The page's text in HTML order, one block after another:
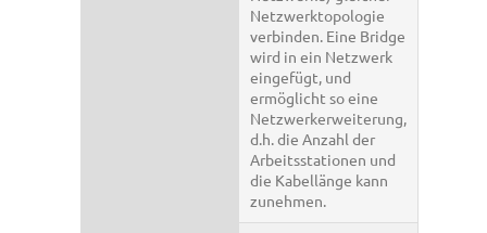
Netzwerktopologie
verbinden. Eine Bridge
wird in ein Netzwerk
eingefügt, und
ermöglicht so eine
Netzwerkerweiterung,
d.h. die Anzahl der
Arbeitsstationen und
die Kabellänge kann
zunehmen.